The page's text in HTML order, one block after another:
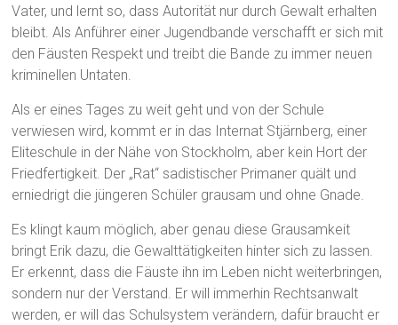
Vater, und lernt so, dass Autorität nur durch Gewalt erhalten
bleibt. Als Anführer einer Jugendbande verschafft er sich mit
den Fäusten Respekt und treibt die Bande zu immer neuen
kriminellen Untaten.
Als er eines Tages zu weit geht und von der Schule
verwiesen wird, kommt er in das Internat Stjärnberg, einer
Eliteschule in der Nähe von Stockholm, aber kein Hort der
Friedfertigkeit. Der „Rat“ sadistischer Primaner quält und
erniedrigt die jüngeren Schüler grausam und ohne Gnade.
Es klingt kaum möglich, aber genau diese Grausamkeit
bringt Erik dazu, die Gewalttätigkeiten hinter sich zu lassen.
Er erkennt, dass die Fäuste ihn im Leben nicht weiterbringen,
sondern nur der Verstand. Er will immerhin Rechtsanwalt
werden, er will das Schulsystem verändern, dafür braucht er